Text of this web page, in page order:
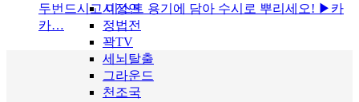
시정연
정법전
꽉TV
세뇌탈출
그라운드
천조국
두번드시고 미스트 용기에 담아 수시로 뿌리세오! ▶카
카…